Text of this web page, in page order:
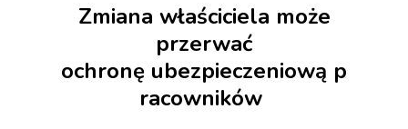
Zmiana właściciela może
przerwać
ochronę ubezpieczeniową p
racowników